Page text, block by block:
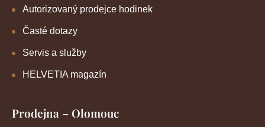
Autorizovaný prodejce hodinek
Časté dotazy
Servis a služby
HELVETIA magazín
Prodejna – Olomouc